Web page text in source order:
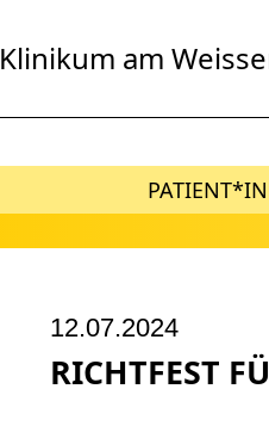
Klinikum am
12.07.2024
RICHTFEST